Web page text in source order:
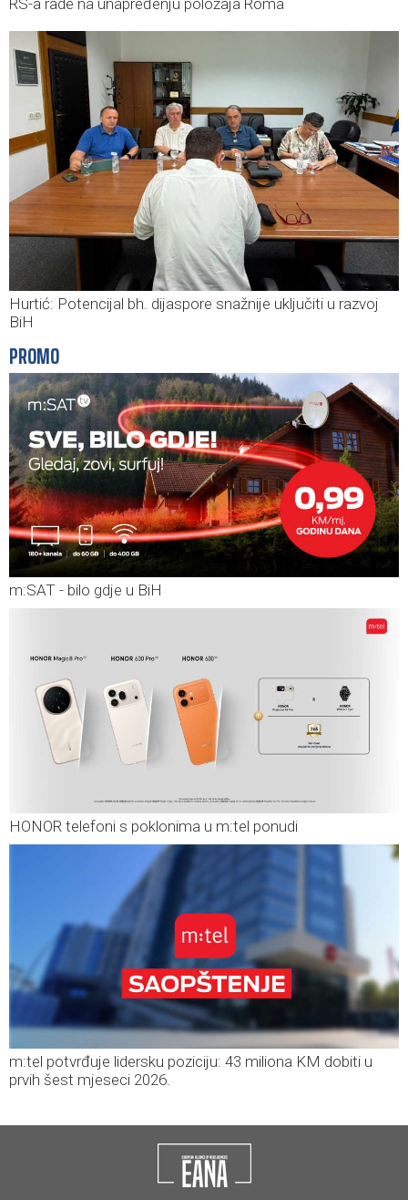
Hurtić: Potencijal bh. dijaspore snažnije uključiti u razvoj
BiH
PROMO
m:SAT - bilo gdje u BiH
HONOR telefoni s poklonima u m:tel ponudi
m:tel potvrđuje lidersku poziciju: 43 miliona KM dobiti u
prvih šest mjeseci 2026.